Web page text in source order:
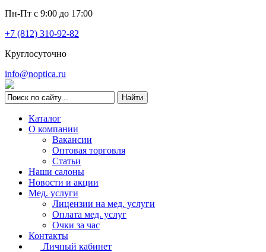
Пн-Пт с 9:00 до 17:00
+7 (812) 310-92-82
Круглосуточно
info@noptica.ru
Каталог
О компании
Вакансии
Оптовая торговля
Статьи
Наши салоны
Новости и акции
Мед. услуги
Лицензии на мед. услуги
Оплата мед. услуг
Очки за час
Контакты
Личный кабинет